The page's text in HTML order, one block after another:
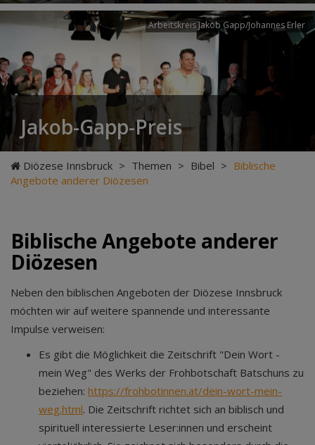
Arbeitskreis Jakob Gapp/Johannes Erler
Jakob-Gapp-Preis
Diözese Innsbruck > Themen > Bibel > Biblische
Angebote anderer Diözesen
Biblische Angebote anderer
Diözesen
Neben den biblischen Angeboten der Diözese Innsbruck
möchten wir auf weitere spannende und interessante
Impulse verweisen:
Es gibt die Möglichkeit die Zeitschrift "Dein Wort -
mein Weg" des Werks der Frohbotschaft Batschuns zu
beziehen: https://frohbotinnen.at/dein-wort-mein-
weg.html. Die Zeitschrift richtet sich an biblisch und
spirituell interessierte Leser:innen und erscheint